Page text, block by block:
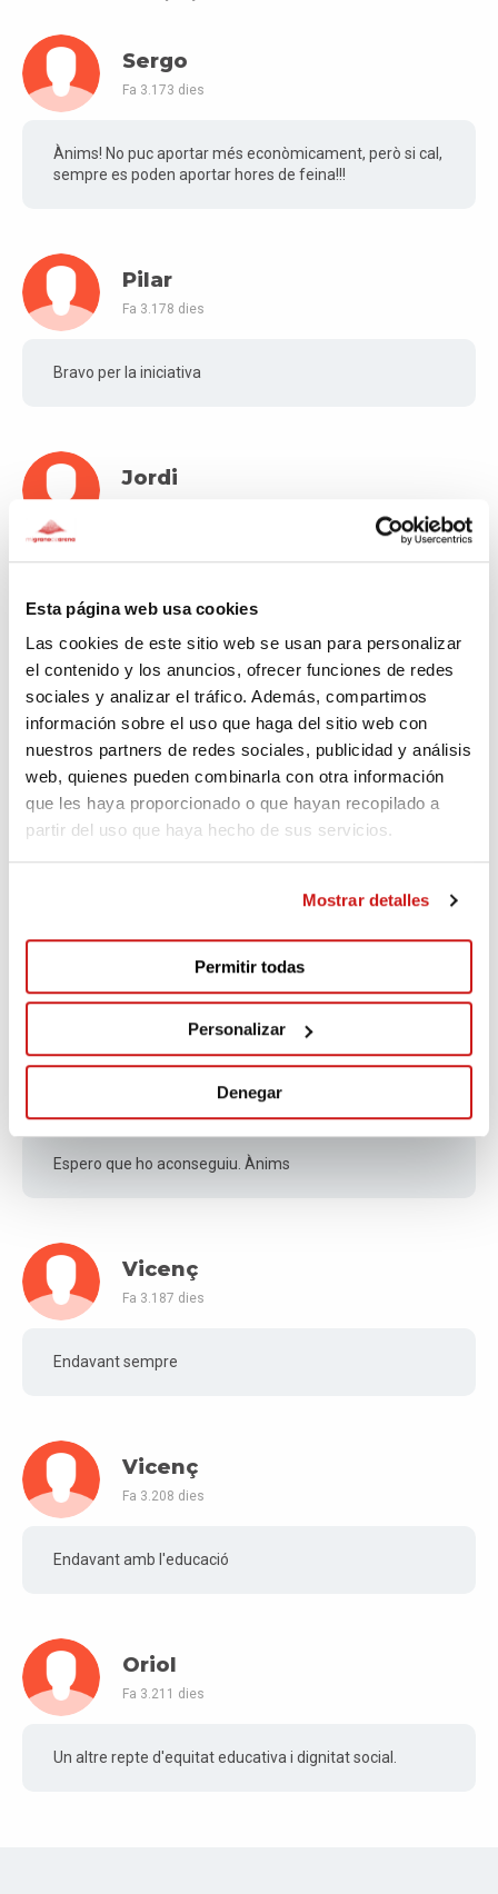
Esta página web usa cookies
Las cookies de este sitio web se usan para personalizar
el contenido y los anuncios, ofrecer funciones de redes
sociales y analizar el tráfico. Además, compartimos
información sobre el uso que haga del sitio web con
nuestros partners de redes sociales, publicidad y análisis
web, quienes pueden combinarla con otra información
que les haya proporcionado o que hayan recopilado a
partir del uso que haya hecho de sus servicios.
Mostrar detalles
Permitir todas
Personalizar
Denegar
Sergo
Fa 3.173 dies
Ànims! No puc aportar més econòmicament, però si cal,
sempre es poden aportar hores de feina!!!
Pilar
Fa 3.178 dies
Bravo per la iniciativa
Jordi
Oriol
Fa 3.182 dies
L'Armari de Celrà col·labora en el retp-e-sport
Enhorabona per la vostra feina!
Montse
Espero que ho aconseguiu. Ànims
Vicenç
Fa 3.187 dies
Endavant sempre
Vicenç
Fa 3.208 dies
Endavant amb l'educació
Oriol
Fa 3.211 dies
Un altre repte d'equitat educativa i dignitat social.